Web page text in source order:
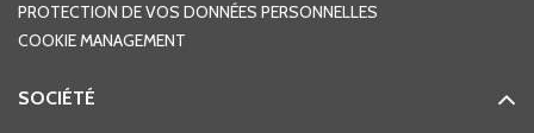
PROTECTION DE VOS DONNÉES PERSONNELLES
COOKIE MANAGEMENT
SOCIÉTÉ